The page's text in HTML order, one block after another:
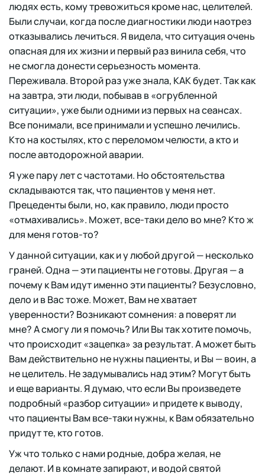
людях есть, кому тревожиться кроме нас, целителей.
Были случаи, когда после диагностики люди наотрез
отказывались лечиться. Я видела, что ситуация очень
опасная для их жизни и первый раз винила себя, что
не смогла донести серьезность момента.
Переживала. Второй раз уже знала, КАК будет. Так как
на завтра, эти люди, побывав в «огрубленной
ситуации», уже были одними из первых на сеансах.
Все понимали, все принимали и успешно лечились.
Кто на костылях, кто с переломом челюсти, а кто и
после автодорожной аварии.
Я уже пару лет с частотами. Но обстоятельства
складываются так, что пациентов у меня нет.
Прецеденты были, но, как правило, люди просто
«отмахивались». Может, все-таки дело во мне? Кто ж
для меня готов-то?
У данной ситуации, как и у любой другой — несколько
граней. Одна — эти пациенты не готовы. Другая — а
почему к Вам идут именно эти пациенты? Безусловно,
дело и в Вас тоже. Может, Вам не хватает
уверенности? Возникают сомнения: а поверят ли
мне? А смогу ли я помочь? Или Вы так хотите помочь,
что происходит «зацепка» за результат. А может быть
Вам действительно не нужны пациенты, и Вы — воин, а
не целитель. Не задумывались над этим? Могут быть
и еще варианты. Я думаю, что если Вы произведете
подробный «разбор ситуации» и придете к выводу,
что пациенты Вам все-таки нужны, к Вам обязательно
придут те, кто готов.
Уж что только с нами родные, добра желая, не
делают. И в комнате запирают, и водой святой